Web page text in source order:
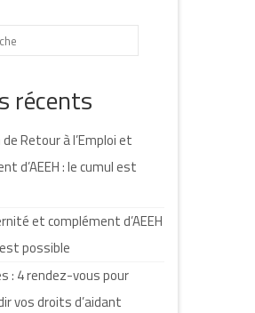
récents
Retour à l’Emploi et
d’AEEH : le cumul est
et complément d’AEEH
possible
: 4 rendez-vous pour
vos droits d’aidant